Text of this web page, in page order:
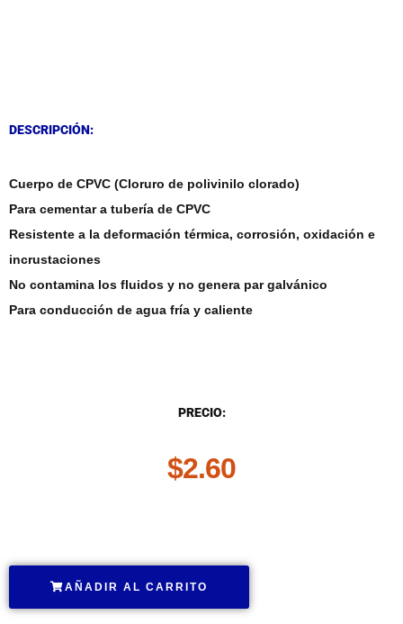
DESCRIPCIÓN:
Cuerpo de CPVC (Cloruro de polivinilo clorado)
Para cementar a tubería de CPVC
Resistente a la deformación térmica, corrosión, oxidación e
incrustaciones
No contamina los fluidos y no genera par galvánico
Para conducción de agua fría y caliente
PRECIO:
$2.60
AÑADIR AL CARRITO